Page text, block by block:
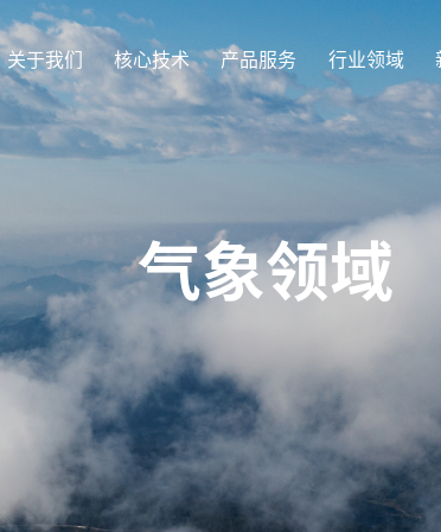
关于我们 核心技术 产品服务 行业领域
气象领域